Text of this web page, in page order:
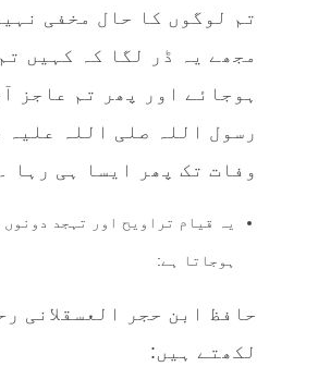
تم لوگوں کا حال مخفی
مجھے یہ ڈر لگا کہ کہیں
ہوجائے اور پھر تم عاجز
رسول اللہ صلی اللہ علیہ
وفات تک پھر ایسا ہی رہا ۔
یہ قیام تراویح اور تہجد دونوں
ہوجاتا ہے:
حافظ ابن حجر العسقلانی
لکھتے ہیں: